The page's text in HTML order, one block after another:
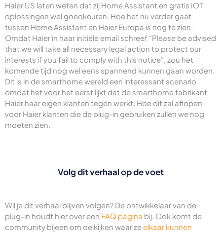
Haier US laten weten dat zij Home Assistant en gratis IOT
oplossingen wel goedkeuren. Hoe het nu verder gaat
tussen Home Assistant en Haier Europa is nog te zien.
Omdat Haier in haar initiële email schreef “Please be advised
that we will take all necessary legal action to protect our
interests if you fail to comply with this notice”, zou het
komende tijd nog wel eens spannend kunnen gaan worden.
Dit is in de smarthome wereld een interessant scenario
omdat het voor het eerst lijkt dat de smarthome fabrikant
Haier haar eigen klanten tegen werkt. Hoe dit zal aflopen
voor Haier klanten die de plug-in gebruiken zullen we nog
moeten zien.
Volg dit verhaal op de voet
Wil je dit verhaal blijven volgen? De ontwikkelaar van de
plug-in houdt hier over een FAQ pagina bij. Ook komt de
community bijeen om de kijken waar zeelkaar kunnen